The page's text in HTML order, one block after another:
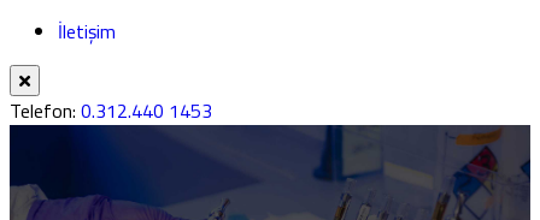
İletişim
Telefon: 0.312.440 1453